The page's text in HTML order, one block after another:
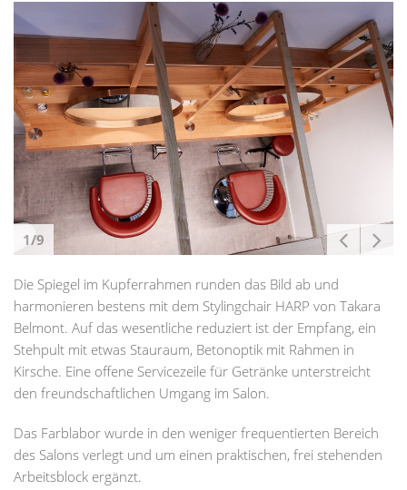
1/9
Die Spiegel im Kupferrahmen runden das Bild ab und
harmonieren bestens mit dem Stylingchair HARP von Takara
Belmont. Auf das wesentliche reduziert ist der Empfang, ein
Stehpult mit etwas Stauraum, Betonoptik mit Rahmen in
Kirsche. Eine offene Servicezeile für Getränke unterstreicht
den freundschaftlichen Umgang im Salon.
Das Farblabor wurde in den weniger frequentierten Bereich
des Salons verlegt und um einen praktischen, frei stehenden
Arbeitsblock ergänzt.